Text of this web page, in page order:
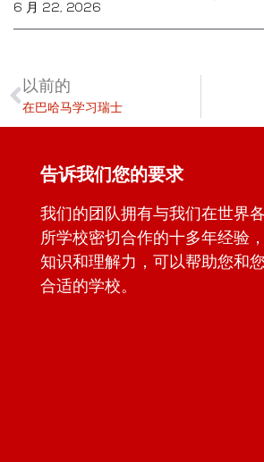
6 月 22, 2026
以前的
在巴哈马学习瑞士
告诉我们您的要求
我们的团队拥有与我们在世界
所学校密切合作的十多年经验
知识和理解力，可以帮助您和
合适的学校。